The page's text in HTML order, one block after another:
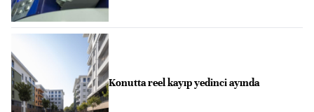
Konutta reel kayıp yedinci ayında